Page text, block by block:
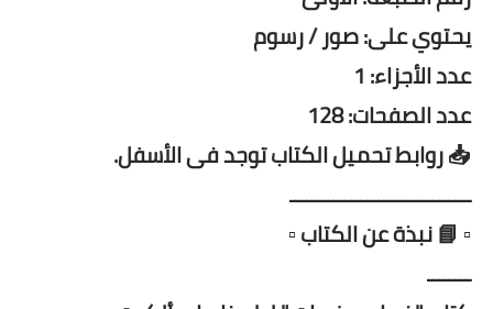
يحتوي على: صور / رسوم
عدد الأجزاء: 1
عدد الصفحات: 128
📥 روابط تحميل الكتاب توجد فى الأسفل.
ـــــــــــــــــــــــــــــــــ
▫️ 📘 نبذة عن الكتاب ▫️
ــــــــ